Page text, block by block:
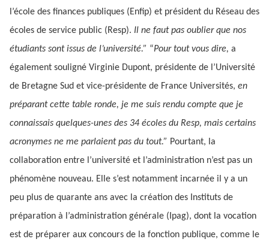
l’école des finances publiques (Enfip) et président du Réseau des
écoles de service public (Resp). Il ne faut pas oublier que nos
étudiants sont issus de l’université.” “Pour tout vous dire, a
également souligné Virginie Dupont, présidente de l’Université
de Bretagne Sud et vice-présidente de France Universités, en
préparant cette table ronde, je me suis rendu compte que je
connaissais quelques-unes des 34 écoles du Resp, mais certains
acronymes ne me parlaient pas du tout.” Pourtant, la
collaboration entre l’université et l’administration n’est pas un
phénomène nouveau. Elle s’est notamment incarnée il y a un
peu plus de quarante ans avec la création des Instituts de
préparation à l’administration générale (Ipag), dont la vocation
est de préparer aux concours de la fonction publique, comme le